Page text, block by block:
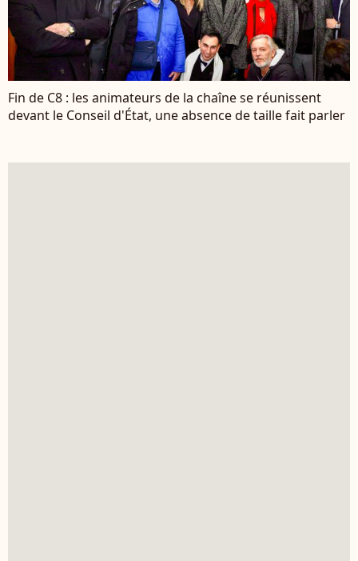
Fin de C8 : les animateurs de la chaîne se réunissent
devant le Conseil d'État, une absence de taille fait parler